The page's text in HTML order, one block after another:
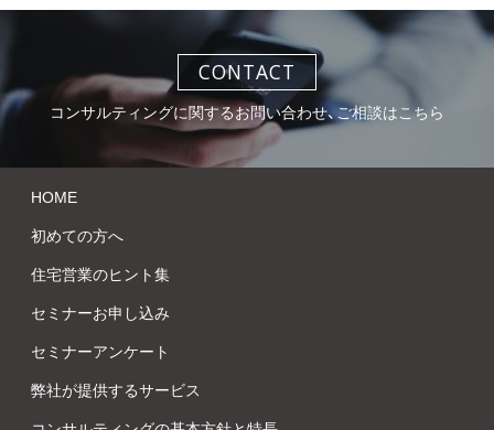
CONTACT
コンサルティングに関するお問い合わせ、ご相談はこちら
HOME
初めての方へ
住宅営業のヒント集
セミナーお申し込み
セミナーアンケート
弊社が提供するサービス